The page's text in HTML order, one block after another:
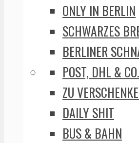
ONLY IN BERLIN
SCHWARZES
BERLINER
POST, DHL & CO.
ZU
DAILY SHIT
BUS & BAHN